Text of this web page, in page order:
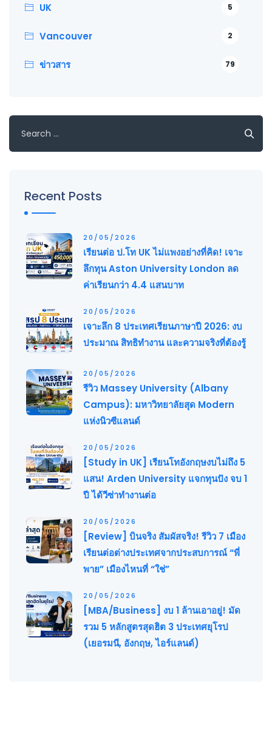
UK 5
Vancouver 2
ข่าวสาร 79
for:
Recent Posts
20/05/2026
เรียนต่อ ป.โท UK ไม่แพงอย่างที่คิด! เจาะ
ลึกทุน Aston University London ลด
ค่าเรียนกว่า 4.4 แสนบาท
20/05/2026
เจาะลึก 8 ประเทศเรียนภาษาปี 2026: งบ
ประมาณ สิทธิทำงาน และความจริงที่ต้องรู้
20/05/2026
รีวิว Massey University (Albany
Campus): มหาวิทยาลัยสุด Modern
แห่งนิวซีแลนด์
20/05/2026
[Study in UK] เรียนโทอังกฤษงบไม่ถึง 5
แสน! Arden University แจกทุนปัง จบ 1
ปี ได้วีซ่าทำงานต่อ
20/05/2026
[Review] บินจริง สัมผัสจริง! รีวิว 7 เมือง
เรียนต่อต่างประเทศจากประสบการณ์ “พี่
พาย” เมืองไหนที่ “ใช่”
20/05/2026
[MBA/Business] งบ 1 ล้านเอาอยู่! มัด
รวม 5 หลักสูตรสุดฮิต 3 ประเทศยุโรป
(เยอรมนี, อังกฤษ, ไอร์แลนด์)